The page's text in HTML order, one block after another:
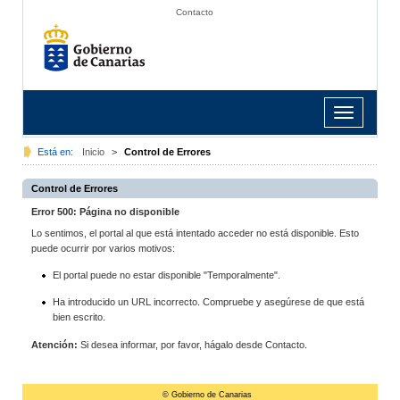
Contacto
Toggle
navigation
Está en: Inicio > Control de Errores
Control de Errores
Error 500: Página no disponible
Lo sentimos, el portal al que está intentado acceder no está disponible. Esto
puede ocurrir por varios motivos:
El portal puede no estar disponible "Temporalmente".
Ha introducido un URL incorrecto. Compruebe y asegúrese de que está
bien escrito.
Atención: Si desea informar, por favor, hágalo desde Contacto.
© Gobierno de Canarias